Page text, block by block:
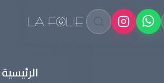
الرئيسية